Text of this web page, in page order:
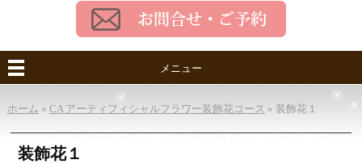
メニュー
ホーム » CA アーティフィシャルフラワー装飾花コース » 装飾花１
装飾花１